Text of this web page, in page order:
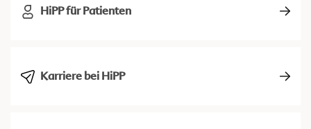
HiPP für Patienten
Karriere bei HiPP